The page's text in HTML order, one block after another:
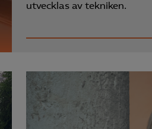
utvecklas av tekniken.